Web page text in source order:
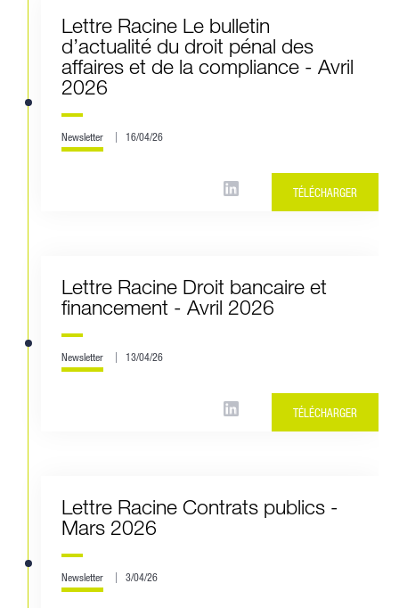
Lettre Racine Le bulletin
d’actualité du droit pénal des
affaires et de la compliance - Avril
2026
Newsletter 16/04/26
TÉLÉCHARGER
Lettre Racine Droit bancaire et
financement - Avril 2026
Newsletter 13/04/26
TÉLÉCHARGER
Lettre Racine Contrats publics -
Mars 2026
Newsletter 3/04/26